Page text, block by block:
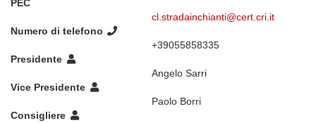
PEC
cl.stradainchianti@cert.cri.it
Numero di telefono
+39055858335
Presidente
Angelo Sarri
Vice Presidente
Paolo Borri
Consigliere